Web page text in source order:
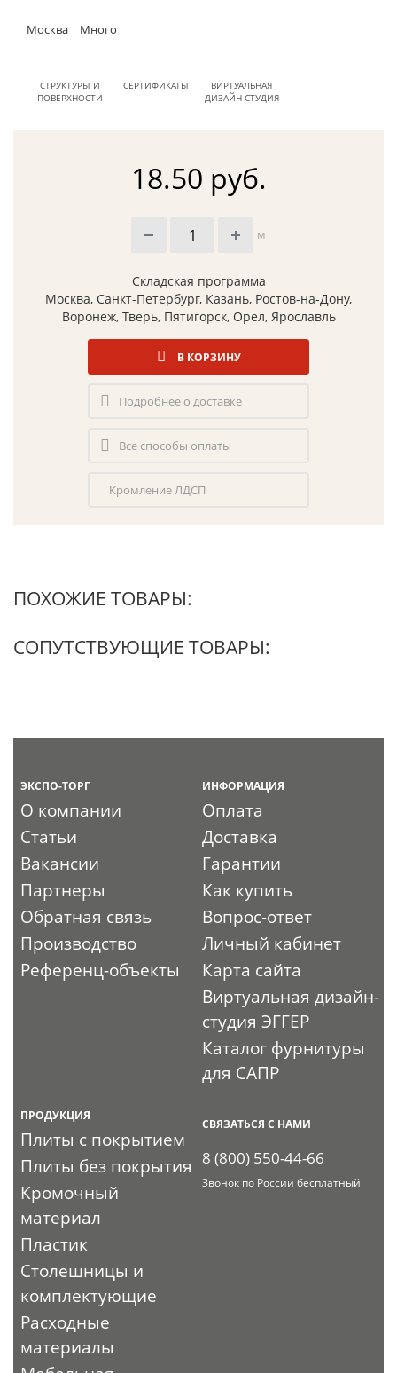
Москва Много
СТРУКТУРЫ И
ПОВЕРХНОСТИ
СЕРТИФИКАТЫ
ВИРТУАЛЬНАЯ
ДИЗАЙН СТУДИЯ
18.50 руб.
м
Складская программа
Москва, Санкт-Петербург, Казань, Ростов-на-Дону,
Воронеж, Тверь, Пятигорск, Орел, Ярославль
В КОРЗИНУ
Подробнее о доставке
Все способы оплаты
Кромление ЛДСП
ПОХОЖИЕ ТОВАРЫ:
СОПУТСТВУЮЩИЕ ТОВАРЫ:
ЭКСПО-ТОРГ
О компании
Статьи
Вакансии
Партнеры
Обратная связь
Производство
Референц-объекты
ИНФОРМАЦИЯ
Оплата
Доставка
Гарантии
Как купить
Вопрос-ответ
Личный кабинет
Карта сайта
Виртуальная дизайн-
студия ЭГГЕР
Каталог фурнитуры
для САПР
ПРОДУКЦИЯ
Плиты с покрытием
Плиты без покрытия
Кромочный
материал
Пластик
Столешницы и
комплектующие
Расходные
материалы
СВЯЗАТЬСЯ С НАМИ
8 (800) 550-44-66
Звонок по России бесплатный